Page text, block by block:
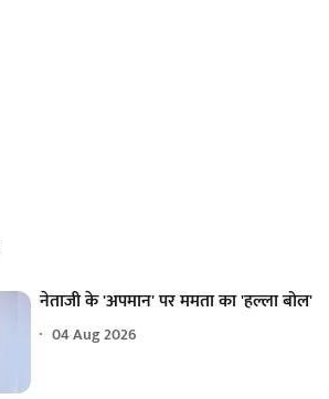
नेताजी के 'अपमान' पर ममता का 'हल्ला बोल'
04 Aug 2026